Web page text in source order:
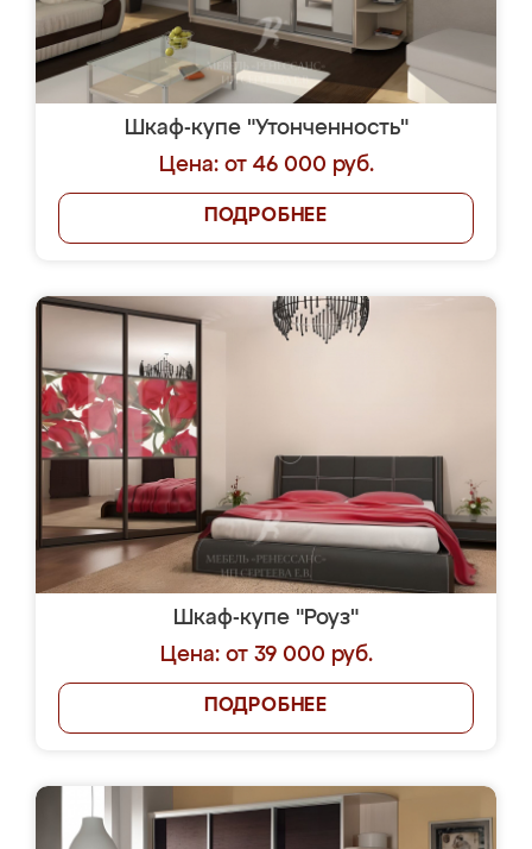
Шкаф-купе "Утонченность"
Цена: от 46 000 руб.
ПОДРОБНЕЕ
Шкаф-купе "Роуз"
Цена: от 39 000 руб.
ПОДРОБНЕЕ